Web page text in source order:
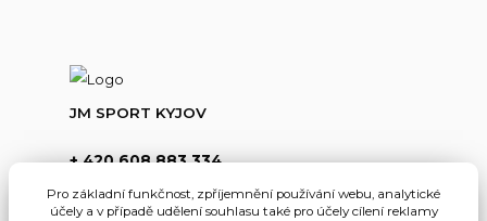
JM SPORT KYJOV
+ 420 608 883 334
Pro základní funkčnost, zpříjemnění používání webu, analytické
účely a v případě udělení souhlasu také pro účely cílení reklamy